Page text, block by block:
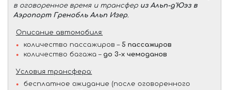
в оговоренное время и трансфер из Альп-д'Юэз в
Аэропорт Гренобль Альп Изер.
Описание автомобиля:
количество пассажиров – 5 пассажиров
количество багажа – до 3-х чемоданов
Условия трансфера:
бесплатное ожидание (после оговоренного